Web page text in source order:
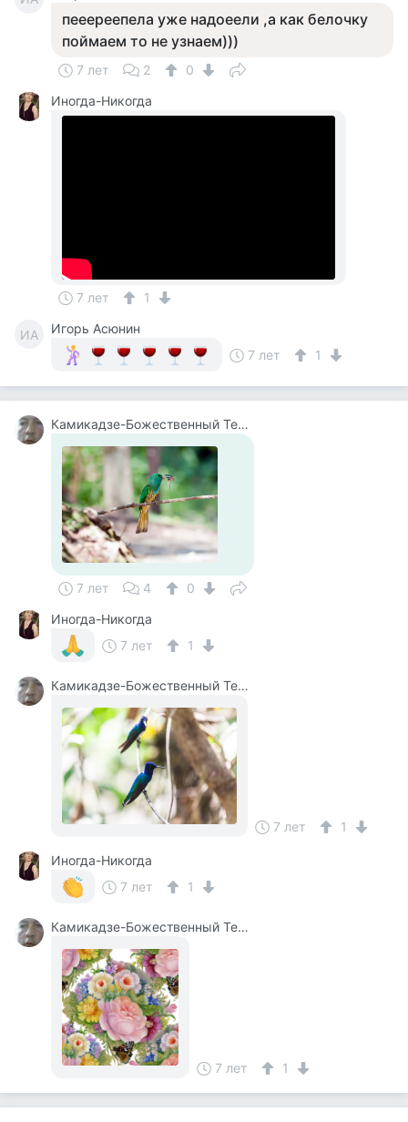
пееереепела уже надоеели ,а как белочку
поймаем то не узнаем)))
7 лет 2
0
Иногда-Никогда
7 лет 1
ИА
Игорь Асюнин
7 лет
1
Камикадзе-Божественный Теплый Ветерок
7 лет 4
0
Иногда-Никогда
7 лет
1
Камикадзе-Божественный Теплый Ветерок
7 лет 1
Иногда-Никогда
7 лет
1
Камикадзе-Божественный Теплый Ветерок
7 лет 1